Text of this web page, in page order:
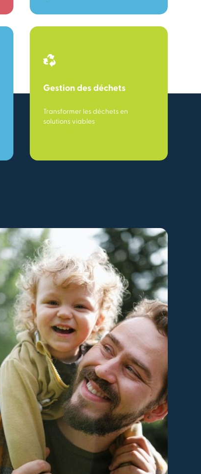
Gestion des déchets
Transformer les déchets en
solutions viables